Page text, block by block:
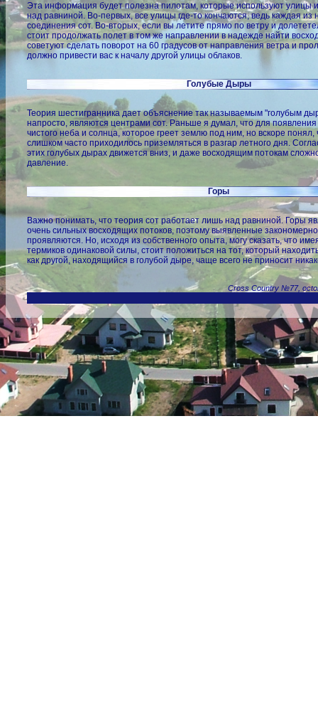
Эта информация будет полезна пилотам, которые используют улицы
над равниной. Во-первых, все улицы где-то кончаются, ведь каждая из
соединения сот. Во-вторых, если вы летите прямо по ветру и
стоит продолжать полет в том же направлении в надежде найти
советуют сделать поворот на 60 градусов от направления ветра и
должно привести вас к началу другой улицы облаков.
Голубые Дыры
Теория шестигранника дает объяснение так называемым "голубым
напросто, являются центрами сот. Раньше я думал, что для
чистого неба и солнца, которое греет землю под ним, но вскоре понял,
слишком часто приходилось приземляться в разгар летного дня.
этих голубых дырах движется вниз, и даже восходящим потокам
давление.
Горы
Важно понимать, что теория сот работает лишь над равниной. Горы
очень сильных восходящих потоков, поэтому выявленные
проявляются. Но, исходя из собственного опыта, могу сказать, что
термиков одинаковой силы, стоит положиться на тот, который
как другой, находящийся в голубой дыре, чаще всего не приносит
Cross Country №77,